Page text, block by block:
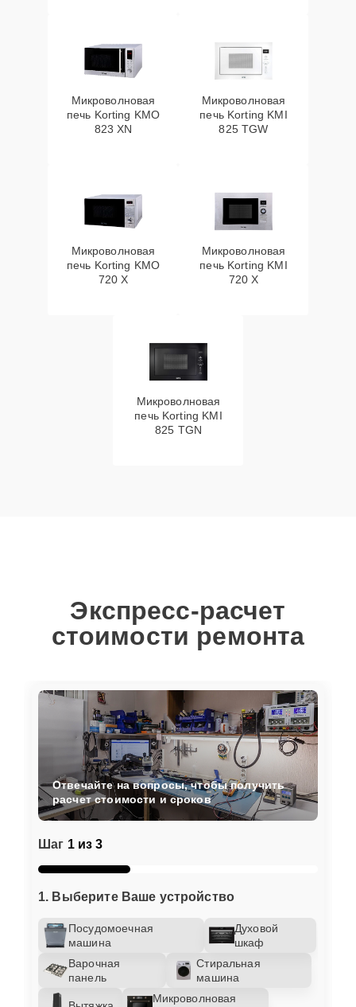
Микроволновая
печь Korting KMO
823 XN
Микроволновая
печь Korting KMI
825 TGW
Микроволновая
печь Korting KMO
720 X
Микроволновая
печь Korting KMI
720 X
Микроволновая
печь Korting KMI
825 TGN
Экспресс-расчет
стоимости ремонта
Шаг 1 из 3
1. Выберите Ваше устройство
Посудомоечная
машина
Духовой
шкаф
Варочная
панель
Стиральная
машина
Микроволновая
Отвечайте на вопросы, чтобы получить
расчет стоимости и сроков